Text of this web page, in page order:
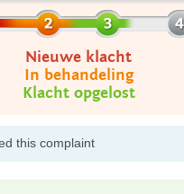
Nieuwe klacht
In behandeling
Klacht opgelost
this complaint